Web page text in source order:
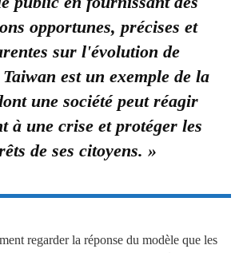
opportunes, précises et
sur l'évolution de
est un exemple de la
une société peut réagir
à une crise et protéger les
de ses citoyens. »
regarder la réponse du modèle que les